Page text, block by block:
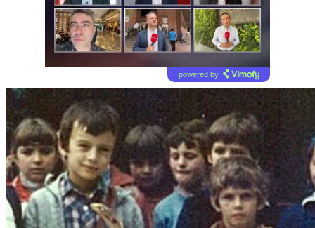
powered by